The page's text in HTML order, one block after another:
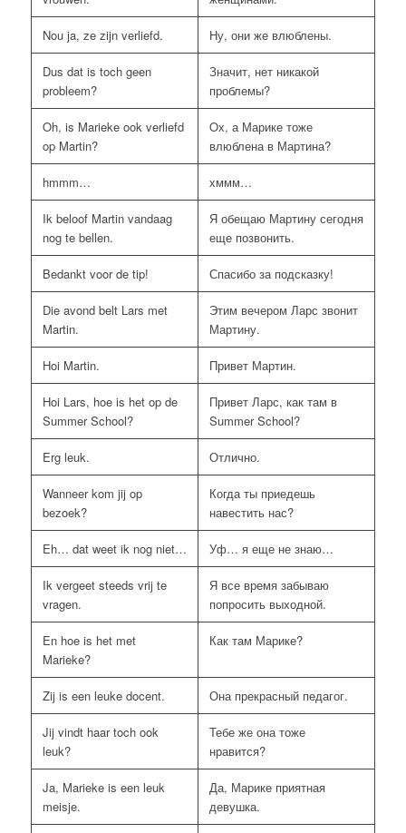
Nou ja, ze zijn verliefd. Ну, они же влюблены.
Dus dat is toch geen
probleem?
Значит, нет никакой
проблемы?
Oh, is Marieke ook verliefd
op Martin?
Oх, а Марике тоже
влюблена в Мартина?
hmmm… хммм…
Ik beloof Martin vandaag
nog te bellen.
Я обещаю Мартину сегодня
еще позвонить.
Bedankt voor de tip! Спасибо за подсказку!
Die avond belt Lars met
Martin.
Этим вечером Ларс звонит
Мартину.
Hoi Martin. Привет Мартин.
Hoi Lars, hoe is het op de
Summer School?
Привет Ларс, как там в
Summer School?
Erg leuk. Отлично.
Wanneer kom jij op
bezoek?
Когда ты приедешь
навестить нас?
Eh… dat weet ik nog niet… Уф… я еще не знаю…
Ik vergeet steeds vrij te
vragen.
Я все время забываю
попросить выходной.
En hoe is het met
Marieke?
Как там Марике?
Zij is een leuke docent. Она прекрасный педагог.
Jij vindt haar toch ook
leuk?
Тебе же она тоже
нравится?
Ja, Marieke is een leuk
meisje.
Да, Марике приятная
девушка.